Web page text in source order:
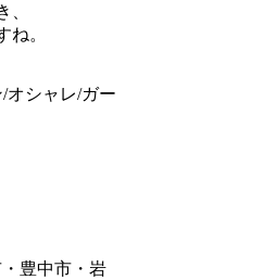
、
ね。
オシャレ/ガー
豊中市・岩